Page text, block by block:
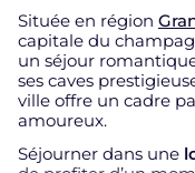
Située en région
capitale du
un séjour
ses caves
ville offre un cadre
amoureux.
Séjourner dans une